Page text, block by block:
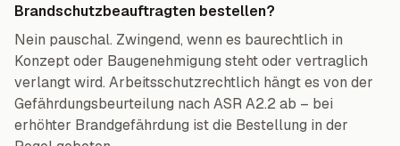
Brandschutzbeauftragten bestellen?
Nein pauschal. Zwingend, wenn es baurechtlich in
Konzept oder Baugenehmigung steht oder vertraglich
verlangt wird. Arbeitsschutzrechtlich hängt es von der
Gefährdungsbeurteilung nach ASR A2.2 ab – bei
erhöhter Brandgefährdung ist die Bestellung in der